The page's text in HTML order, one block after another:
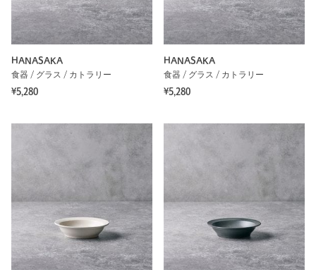
HANASAKA
食器 / グラス / カトラリー
¥5,280
HANASAKA
食器 / グラス / カトラリー
¥5,280